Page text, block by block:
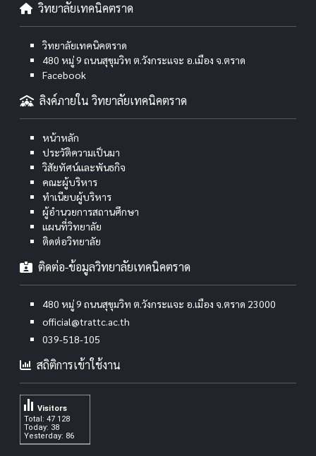
วิทยาลัยเทคนิคตราด
วิทยาลัยเทคนิคตราด
480 หมู่ 9 ถนนสุขุมวิท ต.วังกระแจะ อ.เมือง จ.ตราด
Facebook
ลิงค์ภายใน วิทยาลัยเทคนิคตราด
หน้าหลัก
ประวัติความเป็นมา
วิสัยทัศน์และพันธกิจ
คณะผู้บริหาร
ทำเนียบผู้บริหาร
ผู้อำนวยการสถานศึกษา
แผนที่วิทยาลัย
ติดต่อวิทยาลัย
ติดต่อ-ข้อมูลวิทยาลัยเทคนิคตราด
480 หมู่ 9 ถนนสุขุมวิท ต.วังกระแจะ อ.เมือง จ.ตราด 23000
official@trattc.ac.th
039-518-105
สถิติการเข้าใช้งาน
Total: 47 128
Today: 38
Yesterday: 86
Visitors